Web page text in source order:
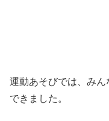
運動あそびでは、み
できました。